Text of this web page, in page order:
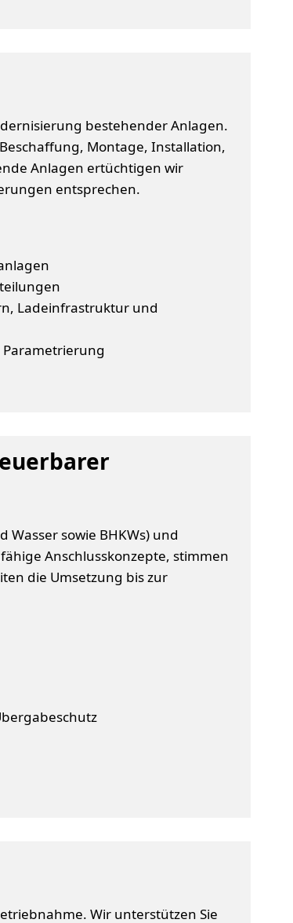
bestehender Anlagen.
Montage, Installation,
Anlagen ertüchtigen wir
entsprechen.
Ladeinfrastruktur und
Parametrierung
sowie BHKWs) und
Anschlusskonzepte, stimmen
die Umsetzung bis zur
Wir unterstützen Sie